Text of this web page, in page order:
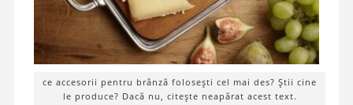
ce accesorii pentru brânză folosești cel mai des? Știi cine
le produce? Dacă nu, citește neapărat acest text.